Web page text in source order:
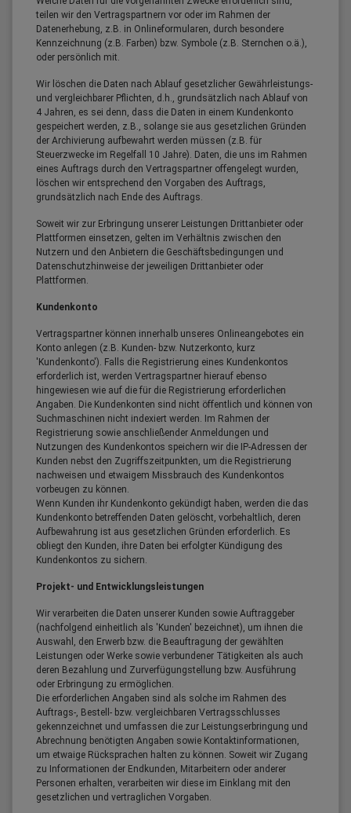
teilen wir den Vertragspartnern vor oder im Rahmen der
Datenerhebung, z.B. in Onlineformularen, durch besondere
Kennzeichnung (z.B. Farben) bzw. Symbole (z.B. Sternchen o.ä.),
oder persönlich mit.
Wir löschen die Daten nach Ablauf gesetzlicher Gewährleistungs-
und vergleichbarer Pflichten, d.h., grundsätzlich nach Ablauf von
4 Jahren, es sei denn, dass die Daten in einem Kundenkonto
gespeichert werden, z.B., solange sie aus gesetzlichen Gründen
der Archivierung aufbewahrt werden müssen (z.B. für
Steuerzwecke im Regelfall 10 Jahre). Daten, die uns im Rahmen
eines Auftrags durch den Vertragspartner offengelegt wurden,
löschen wir entsprechend den Vorgaben des Auftrags,
grundsätzlich nach Ende des Auftrags.
Soweit wir zur Erbringung unserer Leistungen Drittanbieter oder
Plattformen einsetzen, gelten im Verhältnis zwischen den
Nutzern und den Anbietern die Geschäftsbedingungen und
Datenschutzhinweise der jeweiligen Drittanbieter oder
Plattformen.
Kundenkonto
Vertragspartner können innerhalb unseres Onlineangebotes ein
Konto anlegen (z.B. Kunden- bzw. Nutzerkonto, kurz
'Kundenkonto'). Falls die Registrierung eines Kundenkontos
erforderlich ist, werden Vertragspartner hierauf ebenso
hingewiesen wie auf die für die Registrierung erforderlichen
Angaben. Die Kundenkonten sind nicht öffentlich und können von
Suchmaschinen nicht indexiert werden. Im Rahmen der
Registrierung sowie anschließender Anmeldungen und
Nutzungen des Kundenkontos speichern wir die IP-Adressen der
Kunden nebst den Zugriffszeitpunkten, um die Registrierung
nachweisen und etwaigem Missbrauch des Kundenkontos
vorbeugen zu können.
Wenn Kunden ihr Kundenkonto gekündigt haben, werden die das
Kundenkonto betreffenden Daten gelöscht, vorbehaltlich, deren
Aufbewahrung ist aus gesetzlichen Gründen erforderlich. Es
obliegt den Kunden, ihre Daten bei erfolgter Kündigung des
Kundenkontos zu sichern.
Projekt- und Entwicklungsleistungen
Wir verarbeiten die Daten unserer Kunden sowie Auftraggeber
(nachfolgend einheitlich als 'Kunden' bezeichnet), um ihnen die
Auswahl, den Erwerb bzw. die Beauftragung der gewählten
Leistungen oder Werke sowie verbundener Tätigkeiten als auch
deren Bezahlung und Zurverfügungstellung bzw. Ausführung
oder Erbringung zu ermöglichen.
Die erforderlichen Angaben sind als solche im Rahmen des
Auftrags-, Bestell- bzw. vergleichbaren Vertragsschlusses
gekennzeichnet und umfassen die zur Leistungserbringung und
Abrechnung benötigten Angaben sowie Kontaktinformationen,
um etwaige Rücksprachen halten zu können. Soweit wir Zugang
zu Informationen der Endkunden, Mitarbeitern oder anderer
Personen erhalten, verarbeiten wir diese im Einklang mit den
gesetzlichen und vertraglichen Vorgaben.